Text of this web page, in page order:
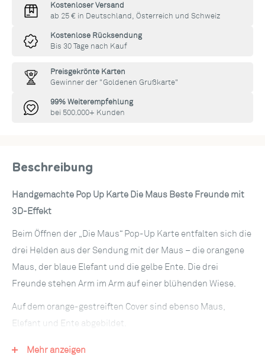
Kostenloser Versand
ab 25 € in Deutschland, Österreich und Schweiz
Kostenlose Rücksendung
Bis 30 Tage nach Kauf
Preisgekrönte Karten
Gewinner der "Goldenen Grußkarte"
99% Weiterempfehlung
bei 500.000+ Kunden
Beschreibung
Handgemachte Pop Up Karte Die Maus Beste Freunde mit
3D-Effekt
Beim Öffnen der „Die Maus“ Pop-Up Karte entfalten sich die
drei Helden aus der Sendung mit der Maus – die orangene
Maus, der blaue Elefant und die gelbe Ente. Die drei
Freunde stehen Arm im Arm auf einer blühenden Wiese.
Auf dem orange-gestreiften Cover sind ebenso Maus,
Elefant und Ente abgebildet.
Anlässe für die Die Maus Beste Freunde Pop Up Karte:
Mehr anzeigen